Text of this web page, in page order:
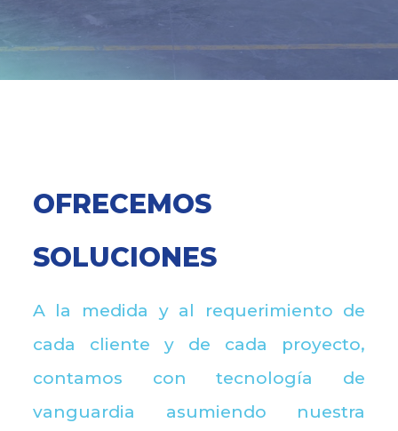
OFRECEMOS
SOLUCIONES
A la medida y al requerimiento de
cada cliente y de cada proyecto,
contamos con tecnología de
vanguardia asumiendo nuestra